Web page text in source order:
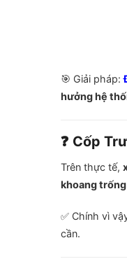
🎯 Giải pháp:
hưởng hệ
❓ Cốp
Trên thực tế,
khoang
✅ Chính vì
cần.